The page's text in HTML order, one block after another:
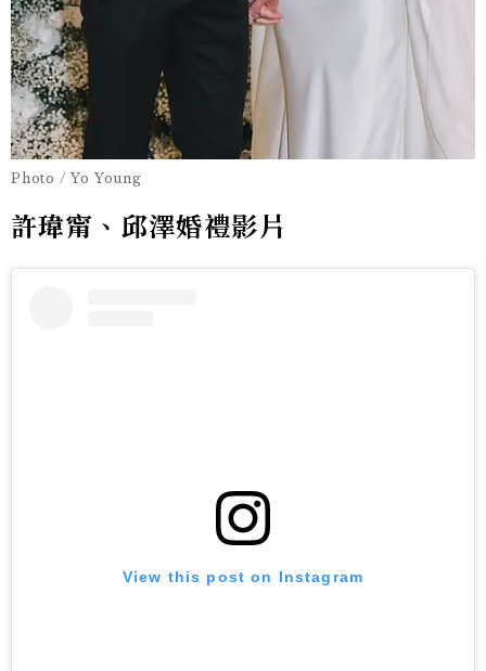
Photo / Yo Young
許瑋甯、邱澤婚禮影片
View this post on Instagram